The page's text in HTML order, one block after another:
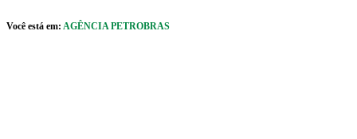
Você está em: AGÊNCIA PETROBRAS
caixa de cookies